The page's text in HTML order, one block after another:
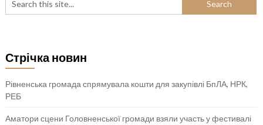
Стрічка новин
Рівненська громада спрямувала кошти для закупівлі БпЛА, НРК,
РЕБ
Аматори сцени Головненської громади взяли участь у фестивалі